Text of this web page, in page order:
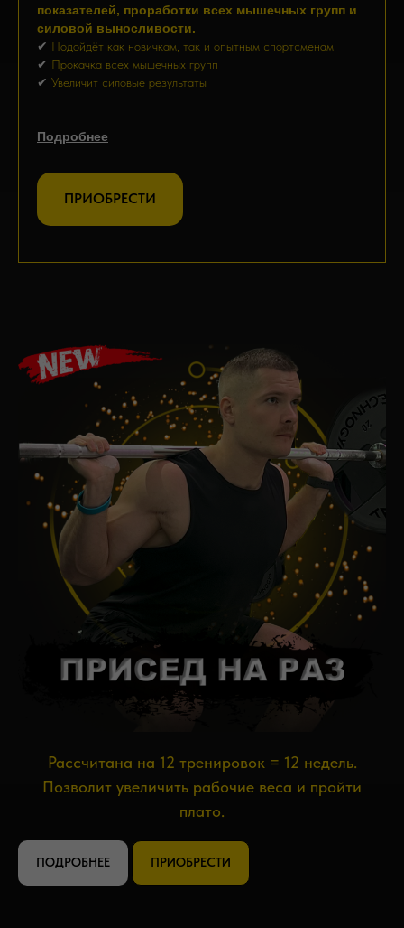
показателей, проработки всех мышечных групп и
силовой выносливости.
✔ Подойдёт как новичкам, так и опытным спортсменам
✔ Прокачка всех мышечных групп
✔ Увеличит силовые результаты
Подробнее
ПРИОБРЕСТИ
Рассчитана на 12 тренировок = 12 недель.
Позволит увеличить рабочие веса и пройти
плато.
ПОДРОБНЕЕ ПРИОБРЕСТИ